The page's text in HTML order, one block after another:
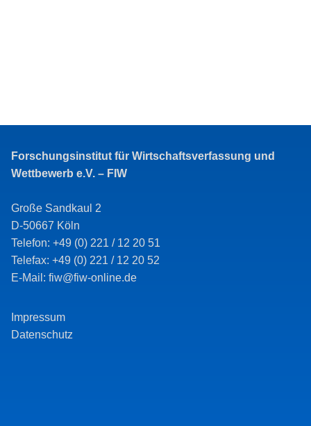
Forschungsinstitut für Wirtschaftsverfassung und
Wettbewerb e.V. – FIW
Große Sandkaul 2
D-50667 Köln
Telefon: +49 (0) 221 / 12 20 51
Telefax: +49 (0) 221 / 12 20 52
E-Mail: fiw@fiw-online.de
Impressum
Datenschutz